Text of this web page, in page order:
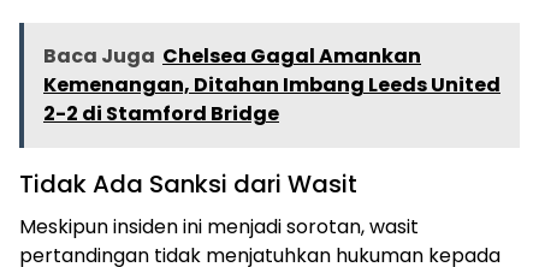
Baca Juga Chelsea Gagal Amankan
Kemenangan, Ditahan Imbang Leeds United
2-2 di Stamford Bridge
Tidak Ada Sanksi dari Wasit
Meskipun insiden ini menjadi sorotan, wasit
pertandingan tidak menjatuhkan hukuman kepada